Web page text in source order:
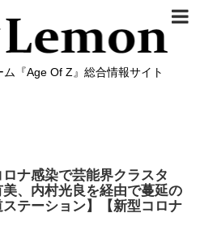
『Age Of Z』総合情報サイト
ナ感染で芸能界クラスタ
、内村光良を経由で蔓延の
テーション】【新型コロナ